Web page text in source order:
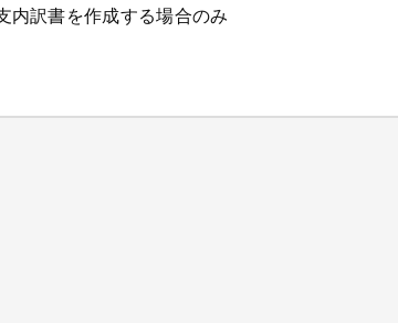
内訳書を作成する場合のみ